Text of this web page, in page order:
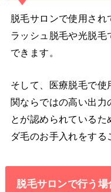
脱毛サロンで使用され
ラッシュ脱毛や光脱
できます。
そして、医療脱毛で
関ならではの高い出力
とが認められている
ダ毛のお手入れをする
脱毛サロンで行う場